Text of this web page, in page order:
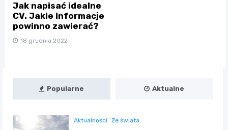
Jak napisać idealne
CV. Jakie informacje
powinno zawierać?
18 grudnia 2022
Popularne Aktualne
Aktualności Ze świata